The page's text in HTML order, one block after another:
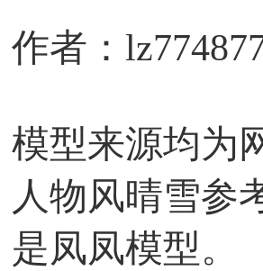
作者：
模型来源均为
人物风晴雪参
是凤凤模型。